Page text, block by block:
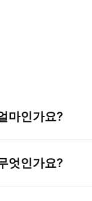
마인가요?
엇인가요?